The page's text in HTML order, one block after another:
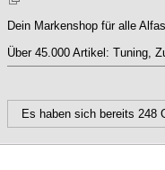
Dein Markenshop für alle
Über 45.000 Artikel: Tuning,
Es haben sich bereits 248